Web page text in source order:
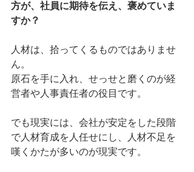
方が、社員に期待を伝え、褒めていま
すか？
人材は、拾ってくるものではありませ
ん。
原石を手に入れ、せっせと磨くのが経
営者や人事責任者の役目です。
でも現実には、会社が安定をした段階
で人材育成を人任せにし、人材不足を
嘆くかたが多いのが現実です。